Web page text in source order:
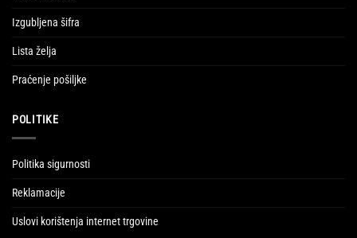
Izgubljena šifra
Lista želja
Praćenje pošiljke
POLITIKE
Politika sigurnosti
Reklamacije
Uslovi korištenja internet trgovine